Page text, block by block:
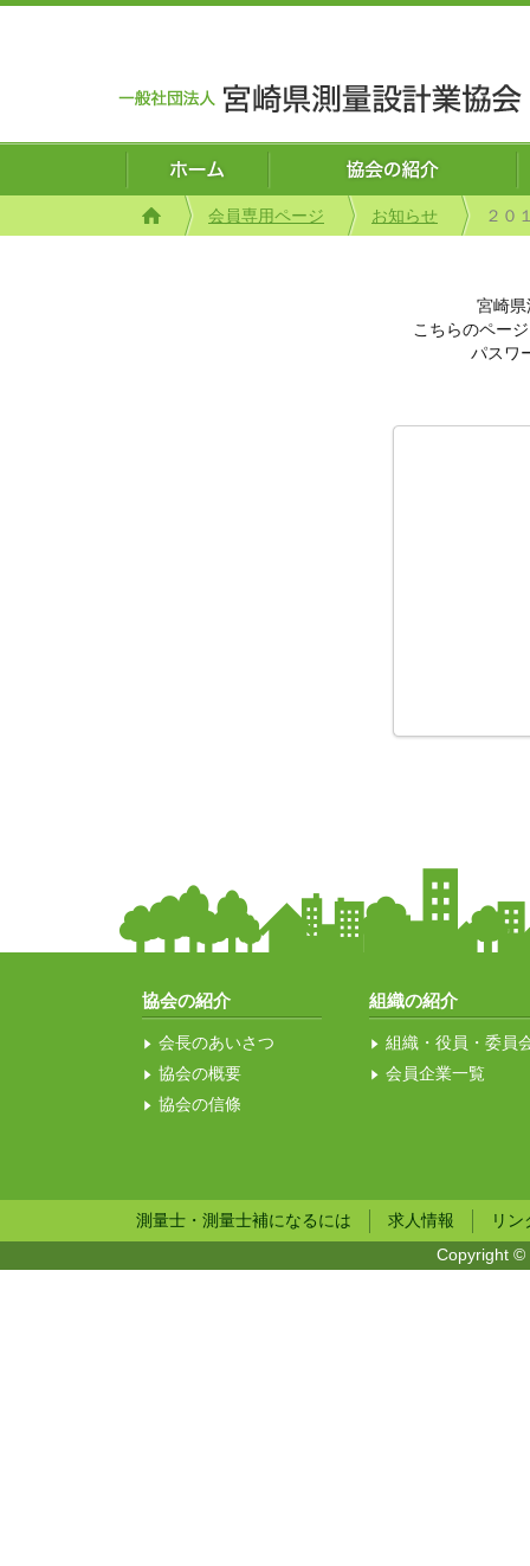
会員専用ページ お知らせ ２０
宮崎
こちらのペー
パスワ
協会の紹介
会長のあいさつ
協会の概要
協会の信條
組織の紹介
組織・役員・委員
会員企業一覧
測量士・測量士補になるには 求人情報
リン
Copyright ©